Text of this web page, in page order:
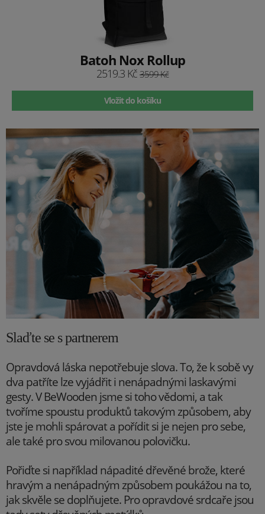
Batoh Nox Rollup
2519.3 Kč 3599 Kč
Vložit do košíku
Slaďte se s partnerem
Opravdová láska nepotřebuje slova. To, že k sobě vy
dva patříte lze vyjádřit i nenápadnými laskavými
gesty. V BeWooden jsme si toho vědomi, a tak
tvoříme spoustu produktů takovým způsobem, aby
jste je mohli spárovat a pořídit si je nejen pro sebe,
ale také pro svou milovanou polovičku.
Pořiďte si například nápadité dřevěné brože, které
hravým a nenápadným způsobem poukážou na to,
jak skvěle se doplňujete. Pro opravdové srdcaře jsou